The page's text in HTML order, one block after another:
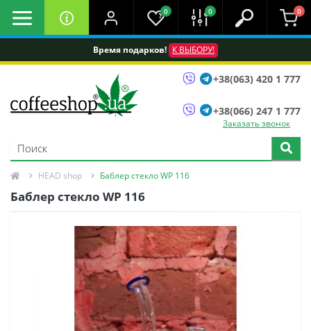
Время подарков! К ВЫБОРУ!
0 0 0
+38(063) 420 1 777
+38(066) 247 1 777
Заказать звонок
HEAD shop Баблер стекло WP 116
Баблер стекло WP 116